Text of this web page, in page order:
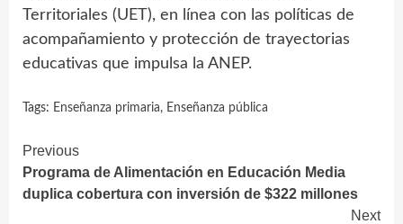
Territoriales (UET), en línea con las políticas de
acompañamiento y protección de trayectorias
educativas que impulsa la ANEP.
Tags: Enseñanza primaria, Enseñanza pública
Continue
Reading
Previous
Programa de Alimentación en Educación Media
duplica cobertura con inversión de $322 millones
Next